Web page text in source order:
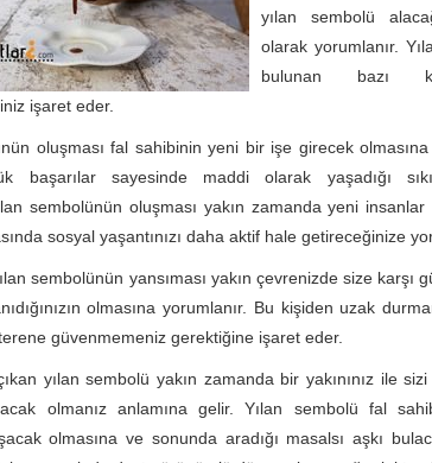
yılan sembolü
olarak yorumlanır.
bulunan bazı
işaret eder.
oluşması fal sahibinin yeni bir işe girecek
başarılar sayesinde maddi olarak yaşadığı
sembolünün oluşması yakın zamanda yeni insanlar
sosyal yaşantınızı daha aktif hale getireceğinize
sembolünün yansıması yakın çevrenizde size karşı
olmasına yorumlanır. Bu kişiden uzak
güvenmemeniz gerektiğine işaret eder.
yılan sembolü yakın zamanda bir yakınınız ile
olmanız anlamına gelir. Yılan sembolü fal
olmasına ve sonunda aradığı masalsı aşkı